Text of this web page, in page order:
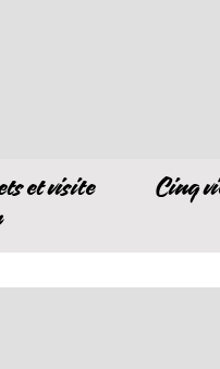
et visite
Cinq